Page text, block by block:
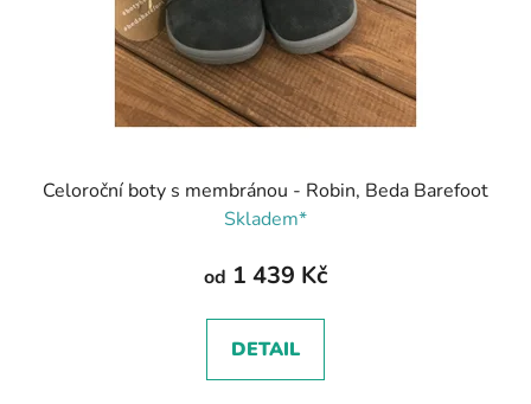
Celoroční boty s membránou - Robin, Beda Barefoot
Skladem*
od 1 439 Kč
DETAIL